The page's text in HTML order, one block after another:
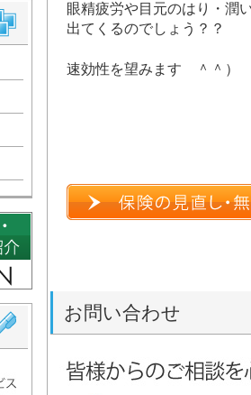
眼精疲労や目元のはり・潤
出てくるのでしょう？？
速効性を望みます ＾＾）
お問い合わせ